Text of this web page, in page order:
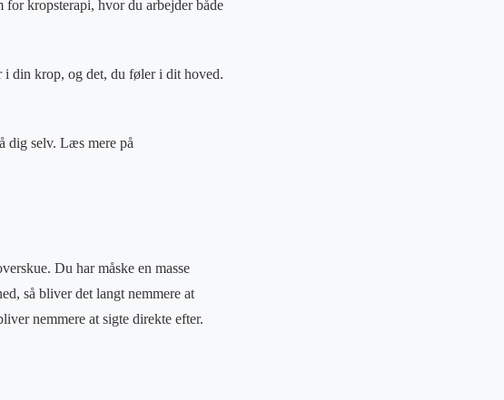
kropsterapi, hvor du arbejder både
din krop, og det, du føler i dit hoved.
dig selv. Læs mere på
Du har måske en masse
så bliver det langt nemmere at
nemmere at sigte direkte efter.